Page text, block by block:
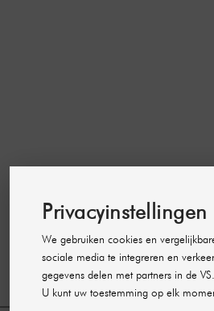
Privacyinstellingen
We gebruiken cookies en
sociale media te integreren en
gegevens delen met partners in de
U kunt uw toestemming op elk